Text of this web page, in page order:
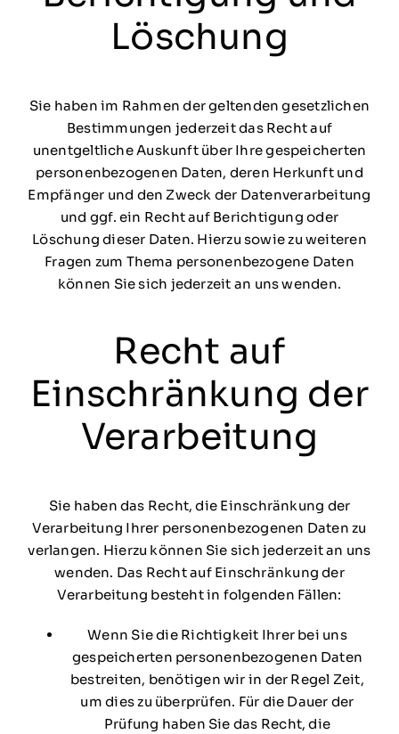
Löschung
Sie haben im Rahmen der geltenden gesetzlichen
Bestimmungen jederzeit das Recht auf
unentgeltliche Auskunft über Ihre gespeicherten
personenbezogenen Daten, deren Herkunft und
Empfänger und den Zweck der Datenverarbeitung
und ggf. ein Recht auf Berichtigung oder
Löschung dieser Daten. Hierzu sowie zu weiteren
Fragen zum Thema personenbezogene Daten
können Sie sich jederzeit an uns wenden.
Recht auf
Einschränkung der
Verarbeitung
Sie haben das Recht, die Einschränkung der
Verarbeitung Ihrer personenbezogenen Daten zu
verlangen. Hierzu können Sie sich jederzeit an uns
wenden. Das Recht auf Einschränkung der
Verarbeitung besteht in folgenden Fällen:
Wenn Sie die Richtigkeit Ihrer bei uns
gespeicherten personenbezogenen Daten
bestreiten, benötigen wir in der Regel Zeit,
um dies zu überprüfen. Für die Dauer der
Prüfung haben Sie das Recht, die